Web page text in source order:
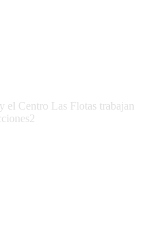
el Centro Las Flotas trabajan